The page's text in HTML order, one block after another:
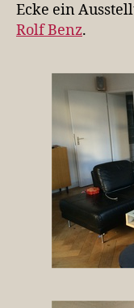
Ecke ein
Rolf Benz.